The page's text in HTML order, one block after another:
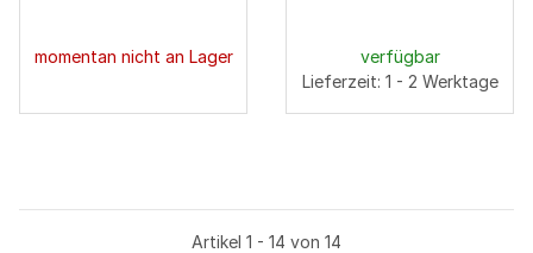
momentan nicht an Lager
verfügbar
Lieferzeit: 1 - 2 Werktage
Artikel 1 - 14 von 14